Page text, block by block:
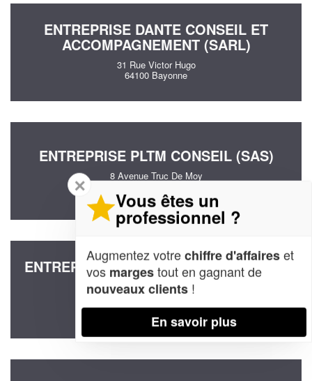
ENTREPRISE DANTE CONSEIL ET
ACCOMPAGNEMENT (SARL)
31 Rue Victor Hugo
64100 Bayonne
ENTREPRISE PLTM CONSEIL (SAS)
8 Avenue Truc De Moy
ENTREPRISE IMPRIMERIE ABERADERE
(SARL)
64100 Bayonne
✕
Vous êtes un
professionnel ?
Augmentez votrechiffre d'affaireset
vos margestout en gagnant de
nouveaux clients !
En savoir plus